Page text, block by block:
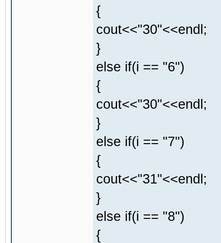
{
cout<<"30"<<endl;
}
else if(i == "6")
{
cout<<"30"<<endl;
}
else if(i == "7")
{
cout<<"31"<<endl;
}
else if(i == "8")
{